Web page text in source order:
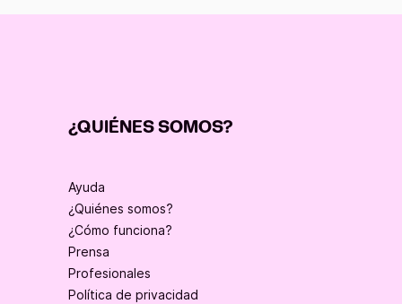
¿QUIÉNES SOMOS?
Ayuda
¿Quiénes somos?
¿Cómo funciona?
Prensa
Profesionales
Política de privacidad